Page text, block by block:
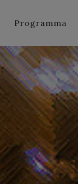
Programma